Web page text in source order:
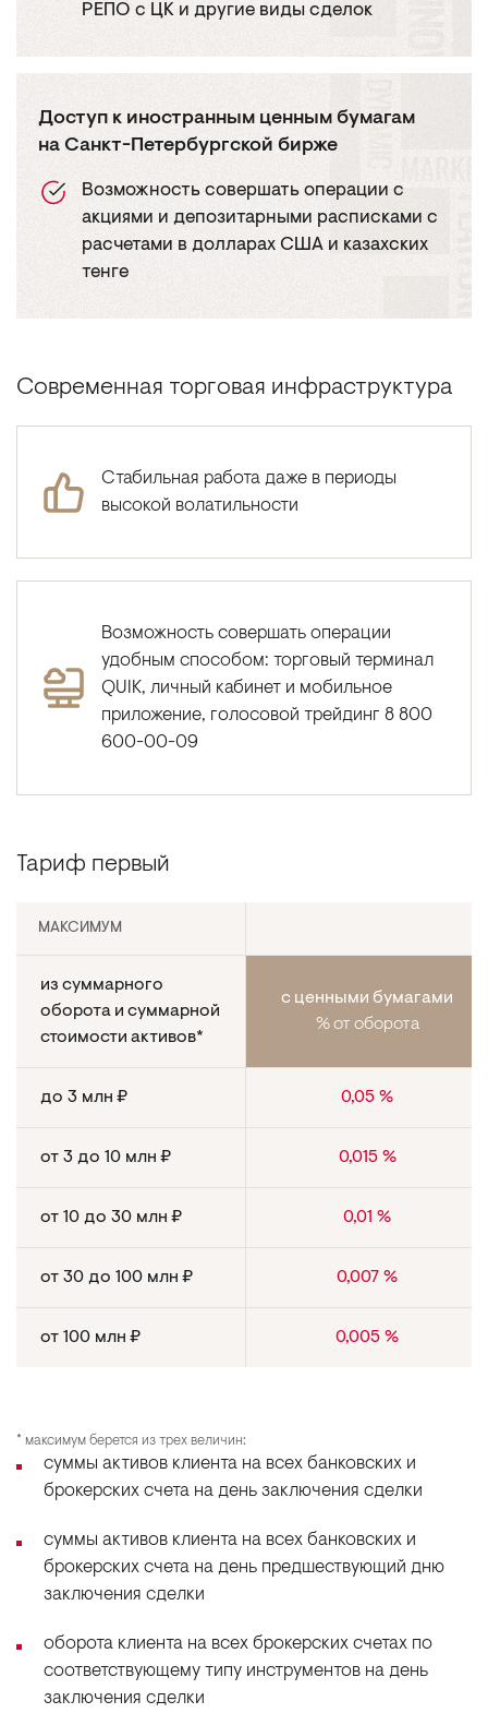
Доступ к иностранным ценным бумагам
на Санкт-Петербургской бирже
Возможность совершать операции с
акциями и депозитарными расписками с
расчетами в долларах США и казахских
тенге
РЕПО с ЦК и другие виды сделок
Современная торговая инфраструктура
Стабильная работа даже в периоды
высокой волатильности
Возможность совершать операции
удобным способом: торговый терминал
QUIK, личный кабинет и мобильное
приложение, голосовой трейдинг 8 800
600-00-09
Тариф первый
МАКСИМУМ
из суммарного
оборота и суммарной
стоимости активов*
с ценными бумагами
% от оборота
до 3 млн ₽ 0,05 %
от 3 до 10 млн ₽ 0,015 %
от 10 до 30 млн ₽ 0,01 %
от 30 до 100 млн ₽ 0,007 %
от 100 млн ₽ 0,005 %
* максимум берется из трех величин:
суммы активов клиента на всех банковских и
брокерских счета на день заключения сделки
суммы активов клиента на всех банковских и
брокерских счета на день предшествующий дню
заключения сделки
оборота клиента на всех брокерских счетах по
соответствующему типу инструментов на день
заключения сделки